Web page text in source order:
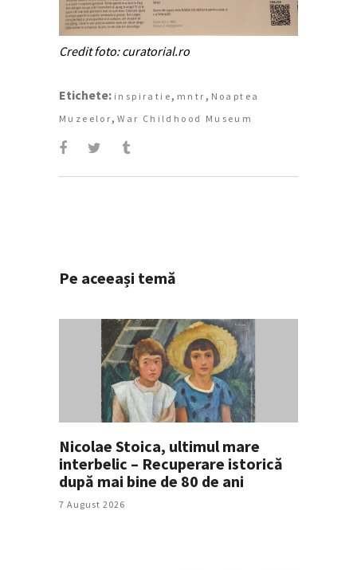
Credit foto: curatorial.ro
Etichete: inspiratie , mntr , Noaptea
Muzeelor ,War Childhood Museum
Pe aceeași temă
Nicolae Stoica, ultimul mare
interbelic – Recuperare istorică
după mai bine de 80 de ani
7 August 2026